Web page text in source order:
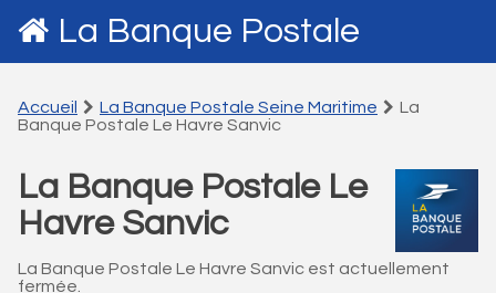
La Banque Postale
Accueil La Banque Postale Seine Maritime
La
Banque Postale Le Havre Sanvic
La Banque Postale Le
Havre Sanvic
La Banque Postale Le Havre Sanvic est actuellement
fermée.